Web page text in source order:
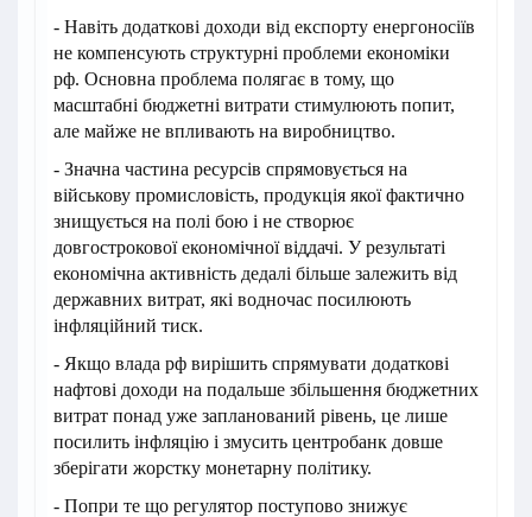
- Навіть додаткові доходи від експорту енергоносіїв
не компенсують структурні проблеми економіки
рф. Основна проблема полягає в тому, що
масштабні бюджетні витрати стимулюють попит,
але майже не впливають на виробництво.
- Значна частина ресурсів спрямовується на
військову промисловість, продукція якої фактично
знищується на полі бою і не створює
довгострокової економічної віддачі. У результаті
економічна активність дедалі більше залежить від
державних витрат, які водночас посилюють
інфляційний тиск.
- Якщо влада рф вирішить спрямувати додаткові
нафтові доходи на подальше збільшення бюджетних
витрат понад уже запланований рівень, це лише
посилить інфляцію і змусить центробанк довше
зберігати жорстку монетарну політику.
- Попри те що регулятор поступово знижує